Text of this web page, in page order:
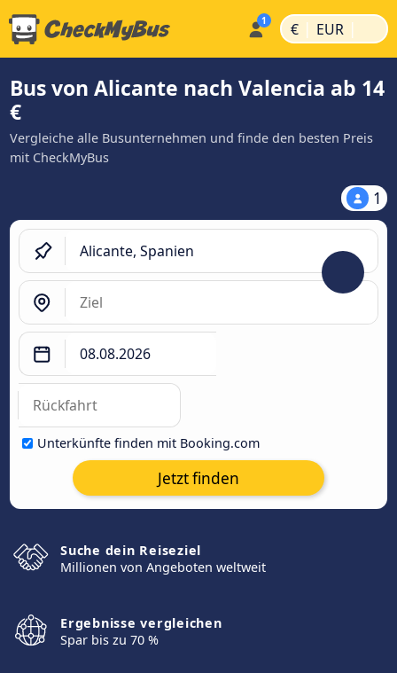
€ | EUR |
Bus von Alicante nach Valencia ab 14
€
Vergleiche alle Busunternehmen und finde den besten Preis
mit CheckMyBus
1
Unterkünfte finden mit Booking.com
Jetzt finden
Suche dein Reiseziel
Millionen von Angeboten weltweit
Ergebnisse vergleichen
Spar bis zu 70 %